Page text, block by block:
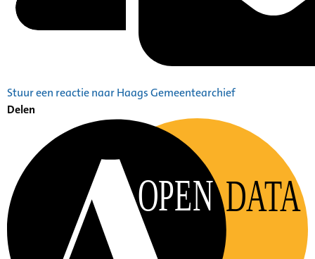
Stuur een reactie naar Haags Gemeentearchief
Delen
OPEN DATA